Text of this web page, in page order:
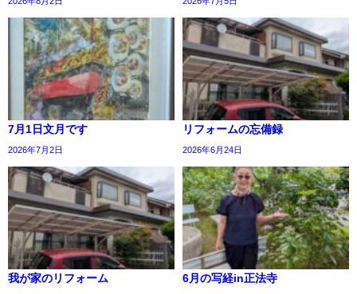
7月1日文月です
2026年7月2日
リフォームの忘備録
2026年6月24日
我が家のリフォーム 6月の写経in正法寺